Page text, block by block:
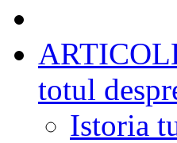
totul
Istoria